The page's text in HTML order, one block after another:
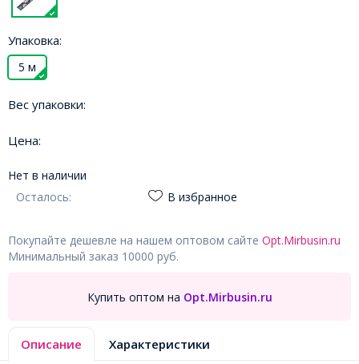
Упаковка:
5 м
Вес упаковки:
Цена:
Нет в наличии
Осталось:
В избранное
Покупайте дешевле на нашем оптовом сайте Opt.Mirbusin.ru
Минимальный заказ 10000 руб.
Купить оптом на Opt.Mirbusin.ru
Описание Характеристики